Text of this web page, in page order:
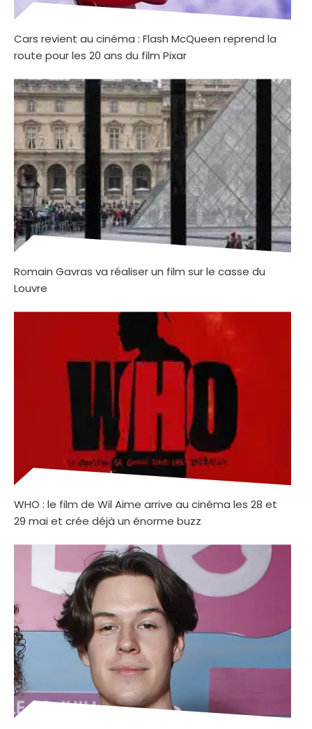
Cars revient au cinéma : Flash McQueen reprend la
route pour les 20 ans du film Pixar
Romain Gavras va réaliser un film sur le casse du
Louvre
WHO : le film de Wil Aime arrive au cinéma les 28 et
29 mai et crée déjà un énorme buzz